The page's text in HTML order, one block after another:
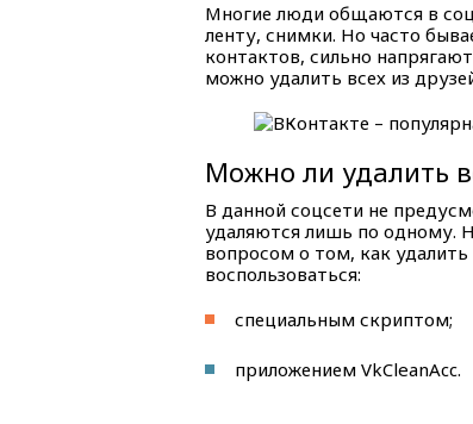
Многие люди общаются в
ленту, снимки. Но часто
контактов, сильно
можно удалить всех из
Можно ли удалить
В данной соцсети не
удаляются лишь по одному.
вопросом о том, как
воспользоваться:
специальным скриптом;
приложением VkCleanAcc.